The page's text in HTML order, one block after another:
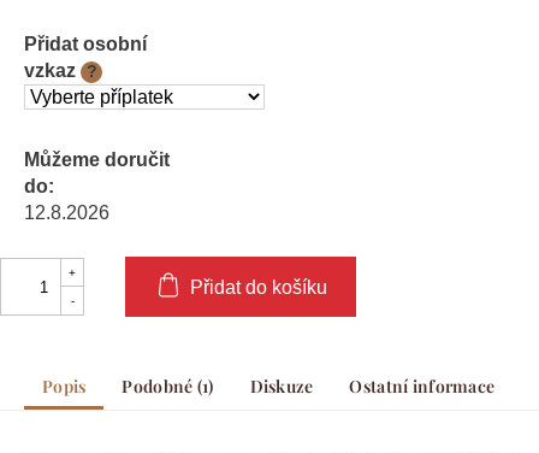
Přidat osobní
vzkaz
?
Můžeme doručit
do:
12.8.2026
Přidat do košíku
Popis Podobné (1) Diskuze Ostatní informace